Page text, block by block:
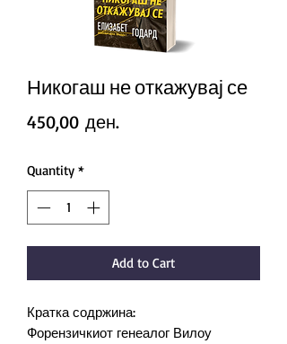
Никогаш не откажувај се
450,00 ден.
Quantity *
Add to Cart
Кратка содржина:
Форензичкиот генеалог Вилоу